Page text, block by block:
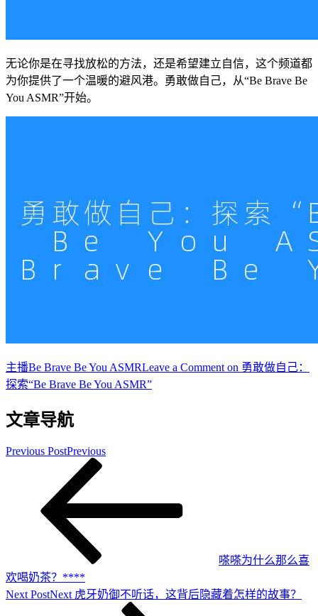
无论你是在寻找放松的方法，还是希望建立自信，这个频道都
为你提供了一个温暖的避风港。勇敢做自己，从“Be Brave Be
You ASMR”开始。
主播Be Brave Be You ASMRLeave a Comment on 勇敢做自己：
探索“Be Brave Be You ASMR”
文章导航
Previous PostPrevious
嗏嗏为什么那么喜
欢喝奶茶？****
Next PostNext 虎牙奶御不听话，这背后隐藏着怎样的故事？